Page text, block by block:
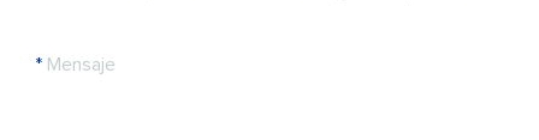
* Mensaje